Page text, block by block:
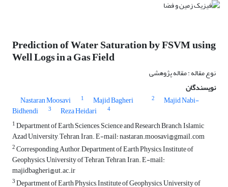
Prediction of Water Saturation by FSVM using
Well Logs in a Gas Field
نوع مقاله : مقاله پژوهشی
نویسندگان
Nastaran Moosavi
1 Majid Bagheri 2 Majid Nabi-
Bidhendi 3 Reza Heidari
4
1Department of Earth Sciences, Science and Research Branch, Islamic
Azad University, Tehran, Iran. E-mail: nastaran.moosavi@gmail.com
2Corresponding Author, Department of Earth Physics, Institute of
Geophysics, University of Tehran, Tehran, Iran. E-mail:
majidbagheri@ut.ac.ir
3Department of Earth Physics, Institute of Geophysics, University of